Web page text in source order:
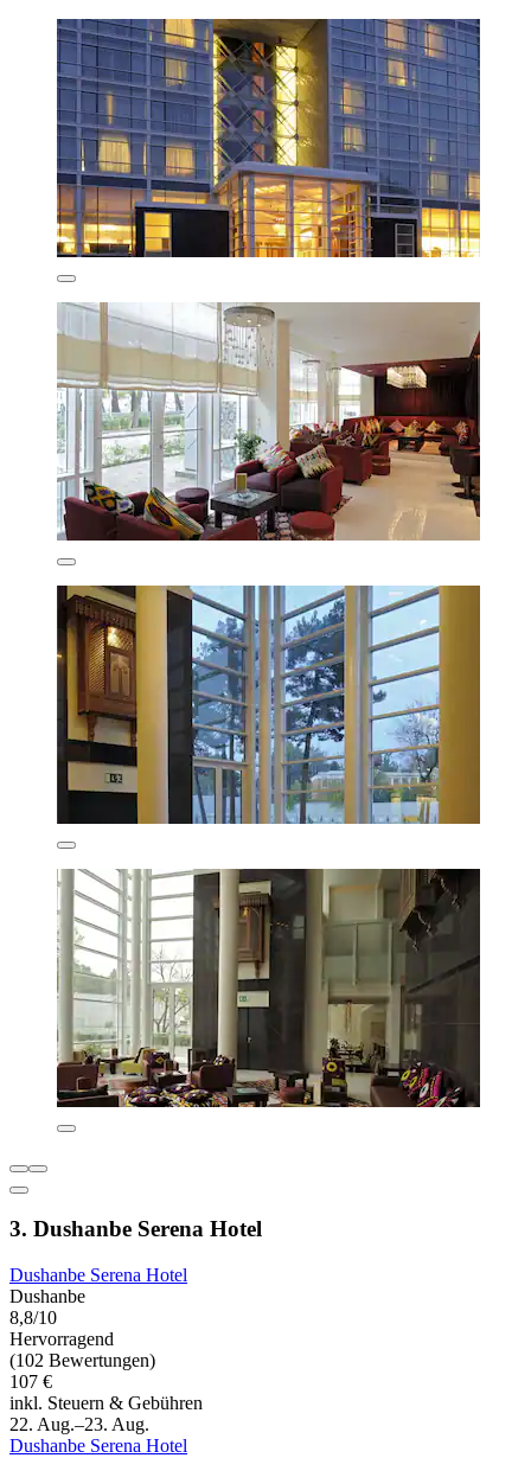
3. Dushanbe Serena Hotel
Dushanbe Serena Hotel
Dushanbe
8,8/10
Hervorragend
(102 Bewertungen)
107 €
inkl. Steuern & Gebühren
22. Aug.–23. Aug.
Dushanbe Serena Hotel